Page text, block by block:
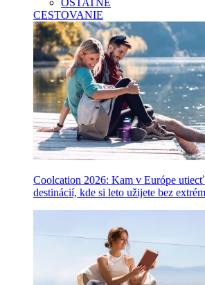
OSTATNÉ
CESTOVANIE
Coolcation 2026: Kam v Európe
destinácií, kde si leto užijete bez